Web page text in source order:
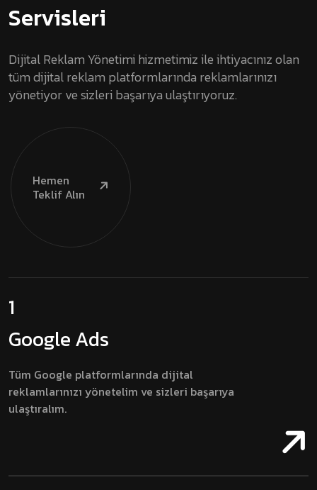
Servisleri
Dijital Reklam Yönetimi hizmetimiz ile ihtiyacınız olan
tüm dijital reklam platformlarında reklamlarınızı
yönetiyor ve sizleri başarıya ulaştırıyoruz.
Hemen
Teklif Alın
1
Google Ads
Tüm Google platformlarında dijital
reklamlarınızı yönetelim ve sizleri başarıya
ulaştıralım.